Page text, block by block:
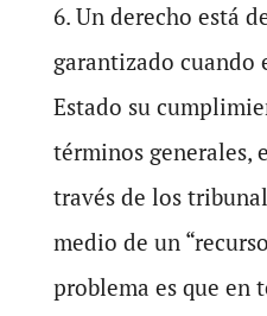
6. Un derecho está
garantizado cuando
Estado su
términos generales,
través de los
medio de un
problema es que en